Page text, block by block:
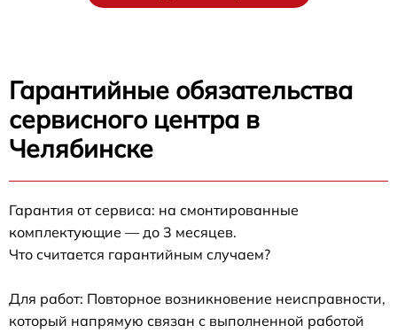
Гарантийные обязательства
сервисного центра в
Челябинске
Гарантия от сервиса: на смонтированные
комплектующие — до 3 месяцев.
Что считается гарантийным случаем?
Для работ: Повторное возникновение неисправности,
который напрямую связан с выполненной работой